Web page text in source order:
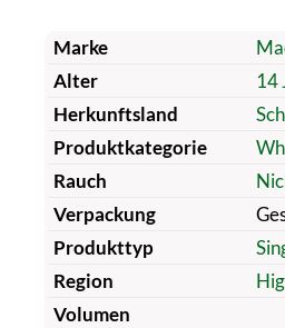
Marke
Alter
14
Herkunftsland
Produktkategorie
Rauch
Verpackung
Produkttyp
Region
Volumen